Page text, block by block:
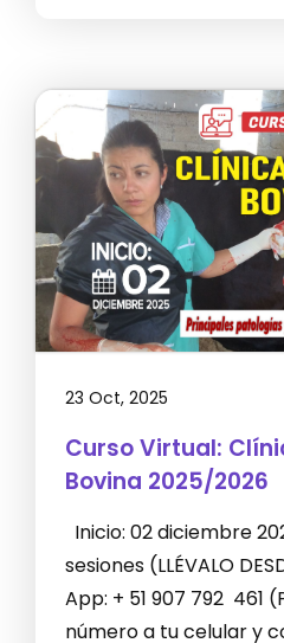
23 Oct, 2025
Curso Virtual:
Bovina 2025/2026
Inicio: 02 diciembre
sesiones (LLÉVALO
App: + 51 907 792 461
número a tu celular y